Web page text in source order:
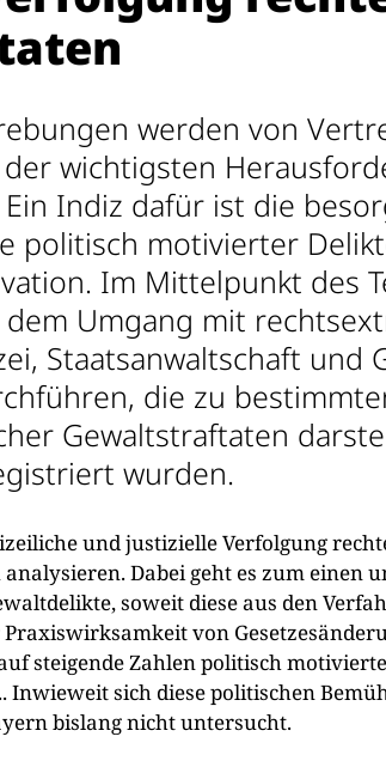
werden von
der wichtigsten
Indiz dafür ist die
politisch motivierter
Im Mittelpunkt des
Umgang mit
Staatsanwaltschaft und
die zu
Gewaltstraftaten
wurden.
und justizielle Verfolgung
Dabei geht es zum einen
soweit diese aus den
von
steigende Zahlen politisch
sich diese politischen
bislang nicht untersucht.